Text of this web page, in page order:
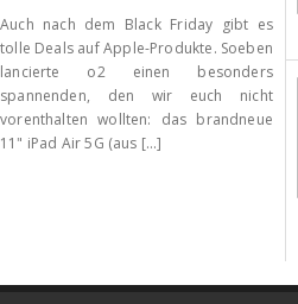
Auch nach dem Black Friday gibt es
tolle Deals auf Apple-Produkte. Soeben
lancierte o2 einen besonders
spannenden, den wir euch nicht
vorenthalten wollten: das brandneue
11" iPad Air 5G (aus [...]